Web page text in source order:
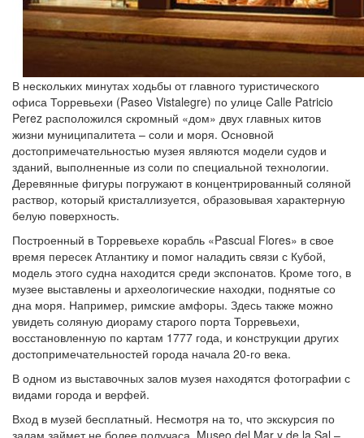
В нескольких минутах ходьбы от главного туристического
офиса Торревьехи (Paseo Vistalegre) по улице Calle Patricio
Perez расположился скромный «дом» двух главных китов
жизни муниципалитета – соли и моря. Основной
достопримечательностью музея являются модели судов и
зданий, выполненные из соли по специальной технологии.
Деревянные фигуры погружают в концентрированный соляной
раствор, который кристаллизуется, образовывая характерную
белую поверхность.
Построенный в Торревьехе корабль «Pascual Flores» в свое
время пересек Атлантику и помог наладить связи с Кубой,
модель этого судна находится среди экспонатов. Кроме того, в
музее выставлены и археологические находки, поднятые со
дна моря. Например, римские амфоры. Здесь также можно
увидеть соляную диораму старого порта Торревьехи,
восстановленную по картам 1777 года, и конструкции других
достопримечательностей города начала 20-го века.
В одном из выставочных залов музея находятся фотографии с
видами города и верфей.
Вход в музей бесплатный. Несмотря на то, что экскурсия по
залам займет не более получаса, Museo del Mar y de la Sal –